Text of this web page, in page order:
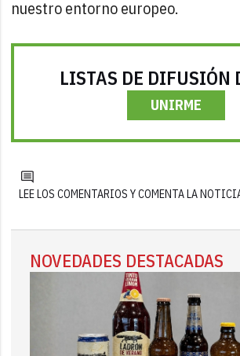
nuestro entorno europeo.
LISTAS DE DIFUSIÓN
UNIRME
LEE LOS COMENTARIOS Y COMENTA LA
NOVEDADES DESTACADAS